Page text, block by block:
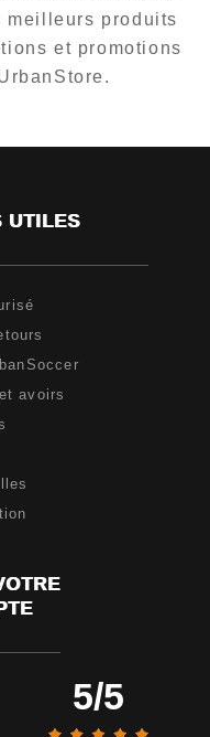
meilleurs produits
et promotions
UTILES
avoirs
5/5